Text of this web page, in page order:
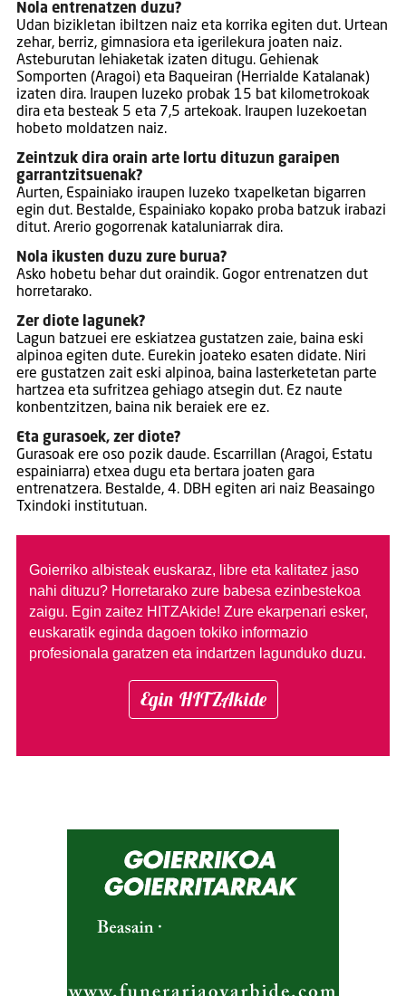
Nola entrenatzen duzu?
Udan bizikletan ibiltzen naiz eta korrika egiten dut. Urtean
zehar, berriz, gimnasiora eta igerilekura joaten naiz.
Asteburutan lehiaketak izaten ditugu. Gehienak
Somporten (Aragoi) eta Baqueiran (Herrialde Katalanak)
izaten dira. Iraupen luzeko probak 15 bat kilometrokoak
dira eta besteak 5 eta 7,5 artekoak. Iraupen luzekoetan
hobeto moldatzen naiz.
Zeintzuk dira orain arte lortu dituzun garaipen
garrantzitsuenak?
Aurten, Espainiako iraupen luzeko txapelketan bigarren
egin dut. Bestalde, Espainiako kopako proba batzuk irabazi
ditut. Arerio gogorrenak kataluniarrak dira.
Nola ikusten duzu zure burua?
Asko hobetu behar dut oraindik. Gogor entrenatzen dut
horretarako.
Zer diote lagunek?
Lagun batzuei ere eskiatzea gustatzen zaie, baina eski
alpinoa egiten dute. Eurekin joateko esaten didate. Niri
ere gustatzen zait eski alpinoa, baina lasterketetan parte
hartzea eta sufritzea gehiago atsegin dut. Ez naute
konbentzitzen, baina nik beraiek ere ez.
Eta gurasoek, zer diote?
Gurasoak ere oso pozik daude. Escarrillan (Aragoi, Estatu
espainiarra) etxea dugu eta bertara joaten gara
entrenatzera. Bestalde, 4. DBH egiten ari naiz Beasaingo
Txindoki institutuan.
Goierriko albisteak euskaraz, libre eta kalitatez jaso
nahi dituzu? Horretarako zure babesa ezinbestekoa
zaigu. Egin zaitez HITZAkide! Zure ekarpenari esker,
euskaratik eginda dagoen tokiko informazio
profesionala garatzen eta indartzen lagunduko duzu.
Egin HITZAkide